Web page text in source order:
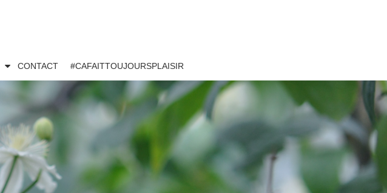
CONTACT #CAFAITTOUJOURSPLAISIR